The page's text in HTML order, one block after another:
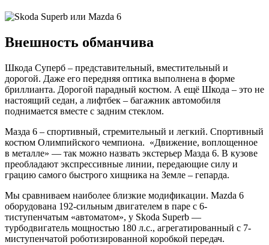
Внешность обманчива
Шкода Суперб – представительный, вместительный и
дорогой. Даже его передняя оптика выполнена в форме
бриллианта. Дорогой парадный костюм. А ещё Шкода – это не
настоящий седан, а лифтбек – багажник автомобиля
поднимается вместе с задним стеклом.
Мазда 6 – спортивный, стремительный и легкий. Спортивный
костюм Олимпийского чемпиона. «Движение, воплощенное
в металле» — так можно назвать экстерьер Mазда 6. В кузове
преобладают экспрессивные линии, передающие силу и
грацию самого быстрого хищника на Земле – гепарда.
Мы сравниваем наиболее близкие модификации. Mazda 6
оборудована 192-сильным двигателем в паре с 6-
тиступенчатым «автоматом», у Skoda Superb —
турбодвигатель мощностью 180 л.с., агрегатированный с 7-
миступенчатой роботизированной коробкой передач.